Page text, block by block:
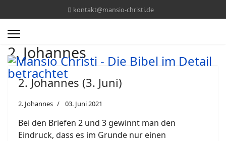
kontakt@mansio-christi.de
2. Johannes
2. Johannes (3. Juni)
2. Johannes 03. Juni 2021
Bei den Briefen 2 und 3 gewinnt man den
Eindruck, dass es im Grunde nur einen